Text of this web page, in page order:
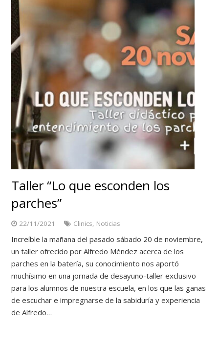
Taller “Lo que esconden los
parches”
22/11/2021 Clinics, Noticias
Increíble la mañana del pasado sábado 20 de noviembre,
un taller ofrecido por Alfredo Méndez acerca de los
parches en la batería, su conocimiento nos aportó
muchísimo en una jornada de desayuno-taller exclusivo
para los alumnos de nuestra escuela, en los que las ganas
de escuchar e impregnarse de la sabiduría y experiencia
de Alfredo…